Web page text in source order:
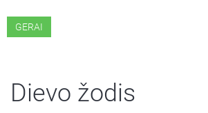
GERAI
Dievo žodis